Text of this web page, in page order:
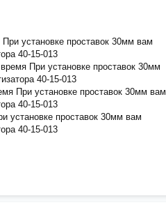
При установке проставок 30мм вам
40-15-013
При установке проставок 30мм
40-15-013
При установке проставок 30мм вам
40-15-013
установке проставок 30мм вам
40-15-013
40-15-013